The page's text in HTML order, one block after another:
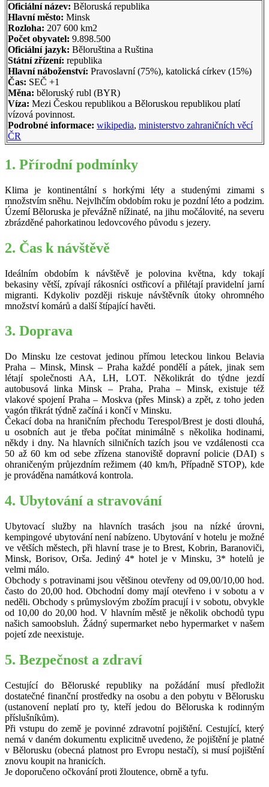
Oficiální název: Běloruská republika
Hlavní město: Minsk
Rozloha: 207 600 km2
Počet obyvatel: 9.898.500
Oficiální jazyk: Běloruština a Ruština
Státní zřízení: republika
Hlavní náboženství: Pravoslavní (75%), katolická církev (15%)
Čas: SEČ +1
Měna: běloruský rubl (BYR)
Víza: Mezi Českou republikou a Běloruskou republikou platí
vízová povinnost.
Podrobné informace: wikipedia, ministerstvo zahraničních věcí
ČR
1. Přírodní podmínky
Klima je kontinentální s horkými léty a studenými zimami s
množstvím sněhu. Nejvlhčím obdobím roku je pozdní léto a podzim.
Území Běloruska je převážně nížinaté, na jihu močálovité, na severu
zbrázděné pahorkatinou ledovcového původu s jezery.
2. Čas k návštěvě
Ideálním obdobím k návštěvě je polovina května, kdy tokají
bekasiny větší, zpívají rákosníci ostřicoví a přilétají pravidelní jarní
migranti. Kdykoliv později riskuje návštěvník útoky ohromného
množství komárů a další štípající havěti.
3. Doprava
Do Minsku lze cestovat jedinou přímou leteckou linkou Belavia
Praha – Minsk, Minsk – Praha každé pondělí a pátek, jinak sem
létají společnosti AA, LH, LOT. Několikrát do týdne jezdí
autobusová linka Minsk – Praha, Praha – Minsk, existuje též
vlakové spojení Praha – Moskva (přes Minsk) a zpět, z toho jeden
vagón třikrát týdně začíná i končí v Minsku.
Čekací doba na hraničním přechodu Terespol/Brest je dosti dlouhá,
u osobních aut je třeba počítat minimálně s několika hodinami,
někdy i dny. Na hlavních silničních tazích jsou ve vzdálenosti cca
50 až 60 km od sebe zřízena stanoviště dopravní policie (DAI) s
ohraničeným průjezdním režimem (40 km/h, Případně STOP), kde
je prováděna namátková kontrola.
4. Ubytování a stravování
Ubytovací služby na hlavních trasách jsou na nízké úrovni,
kempingové ubytování není nabízeno. Ubytování v hotelu je možné
ve větších městech, při hlavní trase je to Brest, Kobrin, Baranoviči,
Minsk, Borisov, Orša. Jediný 4* hotel je v Minsku, 3* hotelů je
velmi málo.
Obchody s potravinami jsou většinou otevřeny od 09,00/10,00 hod.
často do 20,00 hod. Obchodní domy mají otevřeno i v sobotu a v
neděli. Obchody s průmyslovým zbožím pracují i v sobotu, obvykle
od 10,00 do 20,00 hod. V hlavním městě je několik obchodů typu
našich samoobsluh. Žádný supermarket nebo hypermarket v našem
pojetí zde neexistuje.
5. Bezpečnost a zdraví
Cestující do Běloruské republiky na požádání musí předložit
dostatečné finanční prostředky na osobu a den pobytu v Bělorusku
(ustanovení neplatí pro ty, kteří jedou do Běloruska k rodinným
příslušníkům).
Při vstupu do země je povinné zdravotní pojištění. Cestující, který
nemá v daném dokumentu explicitně uvedeno, že pojištění je platné
v Bělorusku (obecná platnost pro Evropu nestačí), si musí pojištění
znovu koupit na hranicích.
Je doporučeno očkování proti žloutence, obrně a tyfu.